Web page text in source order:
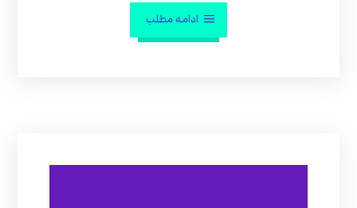
ادامه مطلب